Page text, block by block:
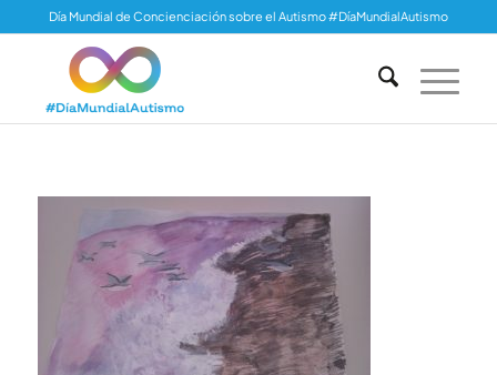
Día Mundial de Concienciación sobre el Autismo #DíaMundialAutismo